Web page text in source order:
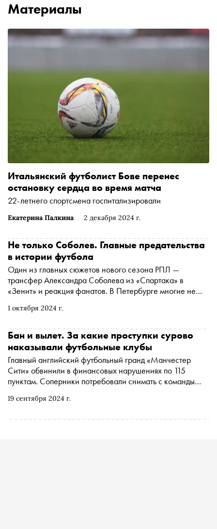
Материалы
Екатерина Палкина 2 декабря 2024 г.
Итальянский футболист Бове перенес
остановку сердца во время матча
22-летнего спортсмена госпитализировали
1 октября 2024 г.
Не только Соболев. Главные предательства
в истории футбола
Один из главных сюжетов нового сезона РПЛ —
трансфер Александра Соболева из «Спартака» в
«Зенит» и реакция фанатов. В Петербурге многие не
поклонники московского клуба бросают ему вслед
очень много. «Сноб» вспоминает самые резонансные
19 сентября 2024 г.
Бан и вылет. За какие проступки сурово
наказывали футбольные клубы
Главный английский футбольный гранд «Манчестер
Сити» обвинили в финансовых нарушениях по 115
пунктам. Соперники потребовали снимать с команды
может утратить лидерство или даже опуститься в